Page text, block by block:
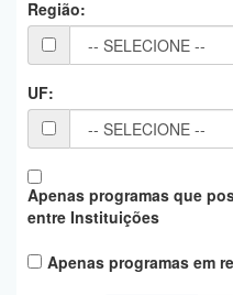
PlanaltoRegião:
UF:
Apenas programas que
entre Instituições
Apenas programas em